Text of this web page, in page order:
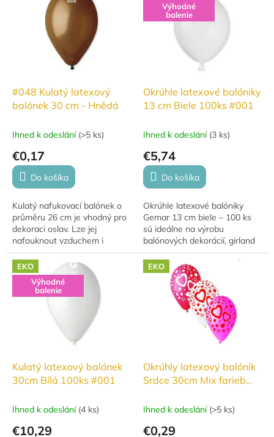
#048 Kulatý latexový
balónek 30 cm - Hnědá
Ihned k odeslání (>5 ks)
€0,17
Do košíka
Kulatý nafukovací balónek o
průměru 26 cm je vhodný pro
dekoraci oslav. Lze jej
nafouknout vzduchem i
héliem, přičemž doba
vznášení s héliem je 8–10
hodin. Pro delší létání...
Výhodné
balenie
Okrúhle latexové balóniky
13 cm Biele 100ks #001
Ihned k odeslání (3 ks)
€5,74
Do košíka
Okrúhle latexové balóniky
Gemar 13 cm biele – 100 ks
sú ideálne na výrobu
balónových dekorácií, girland
a ďalších kreatívnych
aranžmánov. Vďaka veľkosti
13 cm sú určené iba na...
EKO
Výhodné
balenie
Kulatý latexový balónek
30cm Bílá 100ks #001
Ihned k odeslání (4 ks)
€10,29
EKO
Okrúhly latexový balónik
Srdce 30cm Mix farieb
Ihned k odeslání (>5 ks)
€0,29